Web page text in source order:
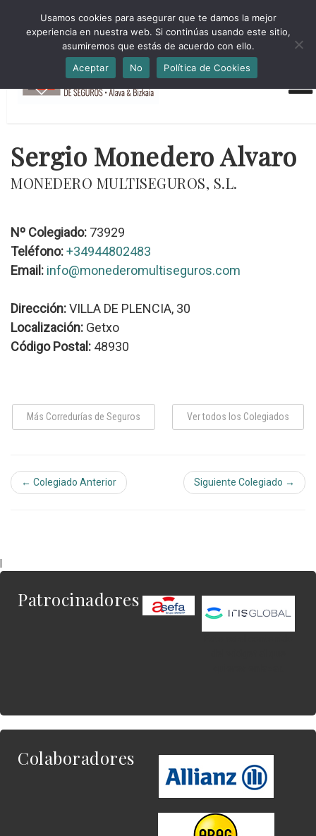
HORARIO INVIERNO Lun-Jue 09:00-16:30 Vier 9:00-14:00
administracion@cmsab.eus 94.442.43.43 Móvil y Whatsapp
688.889.170
Sergio Monedero Alvaro
MONEDERO MULTISEGUROS, S.L.
Nº Colegiado: 73929
Teléfono:+34944802483
Email: info@monederomultiseguros.com
Dirección:VILLA DE PLENCIA, 30
Localización: Getxo
Código Postal: 48930
Más Corredurías de Seguros Ver todos los Colegiados
← Colegiado Anterior Siguiente Colegiado →
Patrocinadores
Colaboradores
Usamos cookies para asegurar que te damos la mejor
experiencia en nuestra web. Si continúas usando este sitio,
asumiremos que estás de acuerdo con ello.
Aceptar
No Política de Cookies